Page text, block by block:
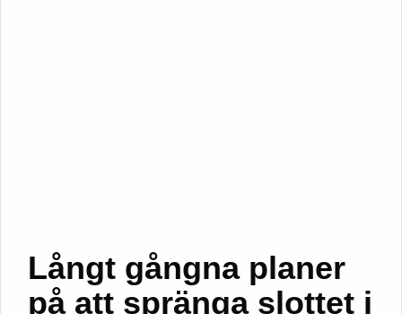
Långt gångna planer
på att spränga slottet i